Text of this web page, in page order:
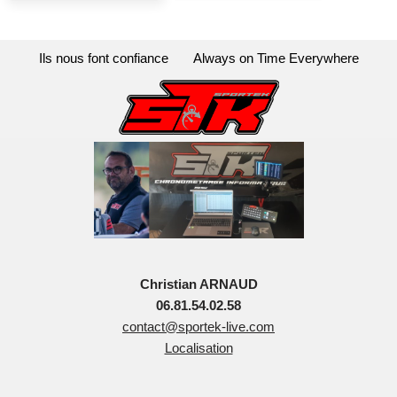
Ils nous font confiance Always on Time Everywhere
Christian ARNAUD
06.81.54.02.58
contact@sportek-live.com
Localisation